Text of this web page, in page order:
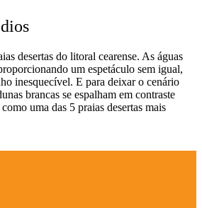
desertas do litoral cearense. As águas
um espetáculo sem igual,
inesquecível. E para deixar o cenário
brancas se espalham em contraste
uma das 5 praias desertas mais